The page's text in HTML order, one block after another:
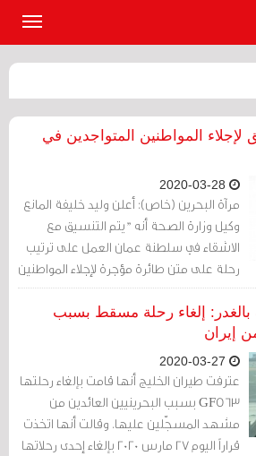
لإجلاء المواطنين المتواجدين في
مرآة البحرين (خاص): أعلن وليد خليفة المانع
وكيل وزارة الصحة أنه "يتم التنسيق مع
الاشقاء في سلطنة عمان العمل على ترتيب
رحلة على متن طائرة مؤجرة لإجلاء المواطنين
المتواجدين في مسقط القادمين من إيران عبر
الدوحة".
بالغدر: إلغاء رحلة مسقط بسبب
إيران
عترفت طيران الخليج أنها قامت بإلغاء رحلتها
GF563 بسبب البحرينيين العائدين من
مشهد المسجّلين عليها. وقالت أنها اتخذت
قراراً اليوم 27 مارس 2020 بإلغاء إحدى رحلاتها